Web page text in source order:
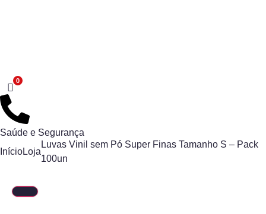
Saúde e Segurança
InícioLoja
Luvas Vinil sem Pó Super Finas Tamanho S – Pack
100un